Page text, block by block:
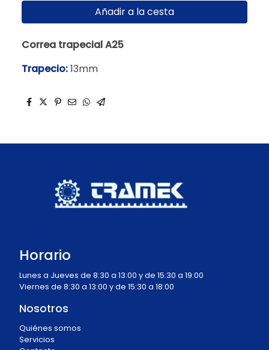
Añadir a la cesta
Correa trapecial A25
Trapecio:13mm
Horario
Lunes a Jueves de 8:30 a 13:00 y de 15:30 a 19:00
Viernes de 8:30 a 13:00 y de 15:30 a 18:00
Nosotros
Quiénes somos
Servicios